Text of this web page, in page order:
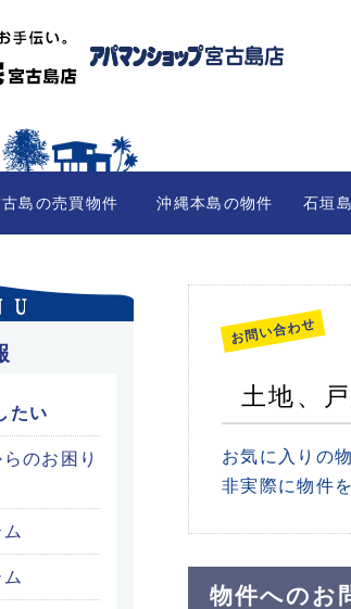
島の売買物件 沖縄本島の物件 石垣
お問い合わせ
土地、
お気に入りの
非実際に物件
物件へのお
たい
のお困り